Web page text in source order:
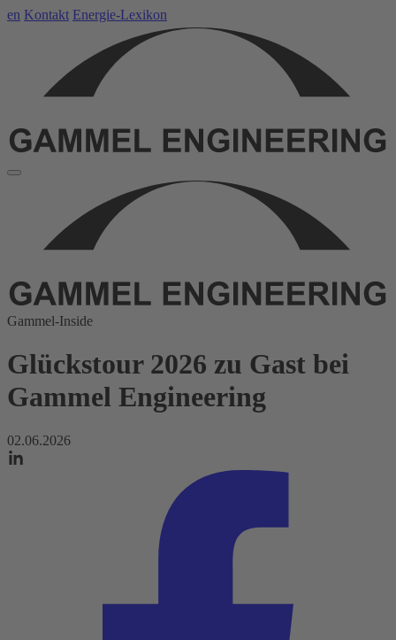
en Kontakt Energie-Lexikon
Gammel-Inside
Glückstour 2026 zu Gast bei
Gammel Engineering
02.06.2026